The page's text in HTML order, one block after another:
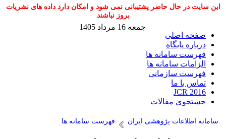
در حال حاضر پشتیبانی نمی شود و امکان دارد داده های نشریات
بروز نباشند
اصلی
پایگاه
سامانه ها
سامانه ها
سازمانی
با ما
JCR
مقالات
اطلاعات پژوهشی ایران فهرست سامانه ها